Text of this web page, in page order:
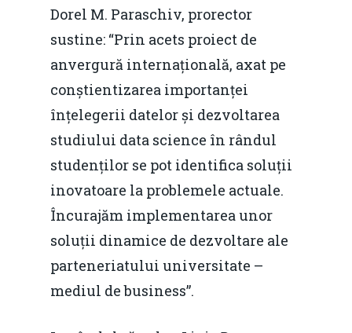
Dorel M. Paraschiv, prorector
sustine: “Prin acets proiect de
anvergură internațională, axat pe
conștientizarea importanței
înțelegerii datelor și dezvoltarea
studiului data science în rândul
studenților se pot identifica soluții
inovatoare la problemele actuale.
Încurajăm implementarea unor
soluții dinamice de dezvoltare ale
parteneriatului universitate –
mediul de business”.